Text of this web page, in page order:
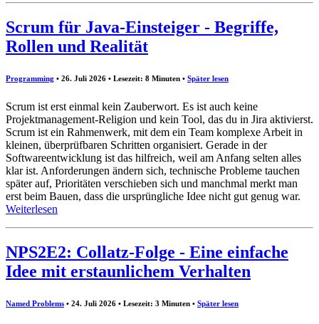
Scrum für Java-Einsteiger - Begriffe,
Rollen und Realität
Programming • 26. Juli 2026 • Lesezeit: 8 Minuten • Später lesen
Scrum ist erst einmal kein Zauberwort. Es ist auch keine
Projektmanagement-Religion und kein Tool, das du in Jira aktivierst.
Scrum ist ein Rahmenwerk, mit dem ein Team komplexe Arbeit in
kleinen, überprüfbaren Schritten organisiert. Gerade in der
Softwareentwicklung ist das hilfreich, weil am Anfang selten alles
klar ist. Anforderungen ändern sich, technische Probleme tauchen
später auf, Prioritäten verschieben sich und manchmal merkt man
erst beim Bauen, dass die ursprüngliche Idee nicht gut genug war.
Weiterlesen
NPS2E2: Collatz-Folge - Eine einfache
Idee mit erstaunlichem Verhalten
Named Problems • 24. Juli 2026 • Lesezeit: 3 Minuten • Später lesen